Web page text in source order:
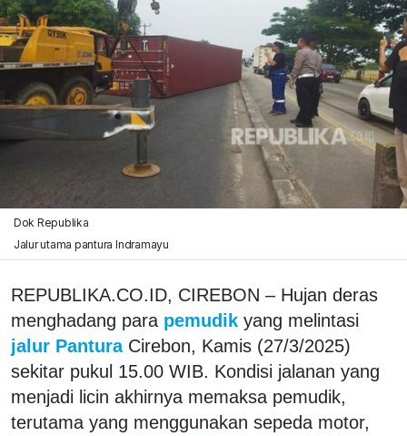
Dok Republika
Jalur utama pantura Indramayu
REPUBLIKA.CO.ID, CIREBON – Hujan deras
menghadang para pemudik yang melintasi
jalur Pantura Cirebon, Kamis (27/3/2025)
sekitar pukul 15.00 WIB. Kondisi jalanan yang
menjadi licin akhirnya memaksa pemudik,
terutama yang menggunakan sepeda motor,